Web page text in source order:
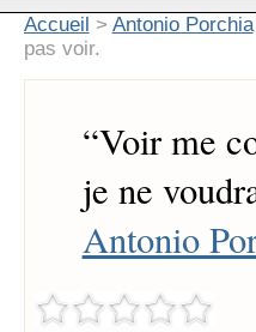
Accueil > Antonio Porchia
pas voir.
“Voir me
je ne
Antonio